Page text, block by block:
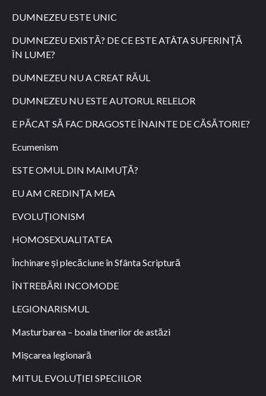
DUMNEZEU ESTE UNIC
DUMNEZEU EXISTĂ? DE CE ESTE ATÂTA SUFERINȚĂ
ÎN LUME?
DUMNEZEU NU A CREAT RĂUL
DUMNEZEU NU ESTE AUTORUL RELELOR
E PĂCAT SĂ FAC DRAGOSTE ÎNAINTE DE CĂSĂTORIE?
Ecumenism
ESTE OMUL DIN MAIMUȚĂ?
EU AM CREDINȚA MEA
EVOLUȚIONISM
HOMOSEXUALITATEA
Închinare și plecăciune în Sfânta Scriptură
ÎNTREBĂRI INCOMODE
LEGIONARISMUL
Masturbarea – boala tinerilor de astăzi
Mișcarea legionară
MITUL EVOLUȚIEI SPECIILOR